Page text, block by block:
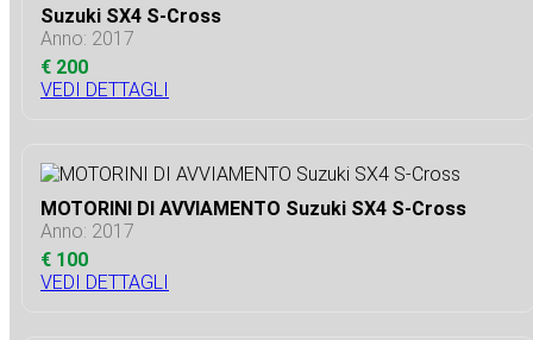
Suzuki SX4 S-Cross
Anno: 2017
€ 200
VEDI DETTAGLI
MOTORINI DI AVVIAMENTO Suzuki SX4 S-Cross
Anno: 2017
€ 100
VEDI DETTAGLI